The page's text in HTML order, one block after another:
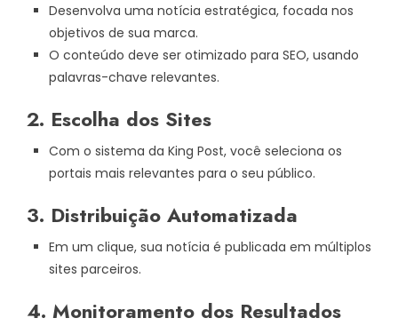
Desenvolva uma notícia estratégica, focada nos
objetivos de sua marca.
O conteúdo deve ser otimizado para SEO, usando
palavras-chave relevantes.
2. Escolha dos Sites
Com o sistema da King Post, você seleciona os
portais mais relevantes para o seu público.
3. Distribuição Automatizada
Em um clique, sua notícia é publicada em múltiplos
sites parceiros.
4. Monitoramento dos Resultados